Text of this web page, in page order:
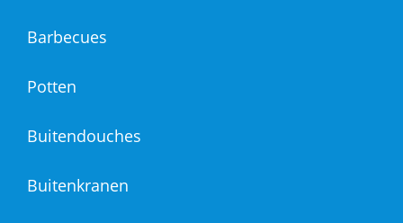
Barbecues
Potten
Buitendouches
Buitenkranen